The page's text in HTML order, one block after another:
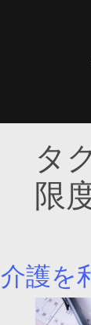
タ
限
護を